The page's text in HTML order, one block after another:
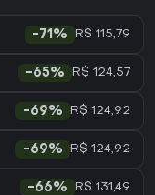
-71% R$ 115,79
-65% R$ 124,57
-69% R$ 124,92
-69% R$ 124,92
-66% R$ 131,49